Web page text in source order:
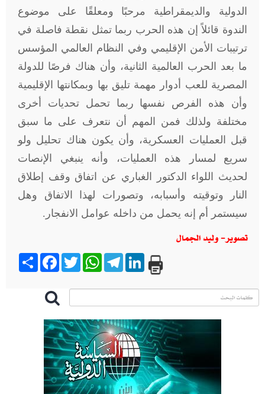
الدولية والديمقراطية مرحبًا ومعلقًا على موضوع
الندوة قائلاً إن هذه الحرب ربما تمثل نقطة فاصلة في
ترتيبات الأمن الإقليمي وفي النظام العالمي المؤسس
ما بعد الحرب العالمية الثانية، وأن هناك فرصًا للدولة
المصرية للعب أدوار مهمة تليق بها وبمكانتها الإقليمية
وأن هذه الفرص نفسها ربما تحمل تحديات أخرى
مختلفة ولذلك فمن المهم أن نتعرف على ما سبق
قبل العمليات العسكرية، وأن يكون هناك تحليل ولو
سريع لمسار هذه العمليات، وأنه ينبغي الإنصات
لحديث اللواء الدكتور الغباري عن اتفاق وقف إطلاق
النار وتوقيته وأسبابه، وتصورات لهذا الاتفاق وهل
سيستمر أم إنه يحمل من داخله عوامل الانفجار .
تصوير- وليد الجمال
Share
FacebookTwitter
WhatsApp
Telegram
LinkedIn